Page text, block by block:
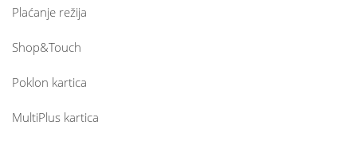
Plaćanje režija
Shop&Touch
Poklon kartica
MultiPlus kartica